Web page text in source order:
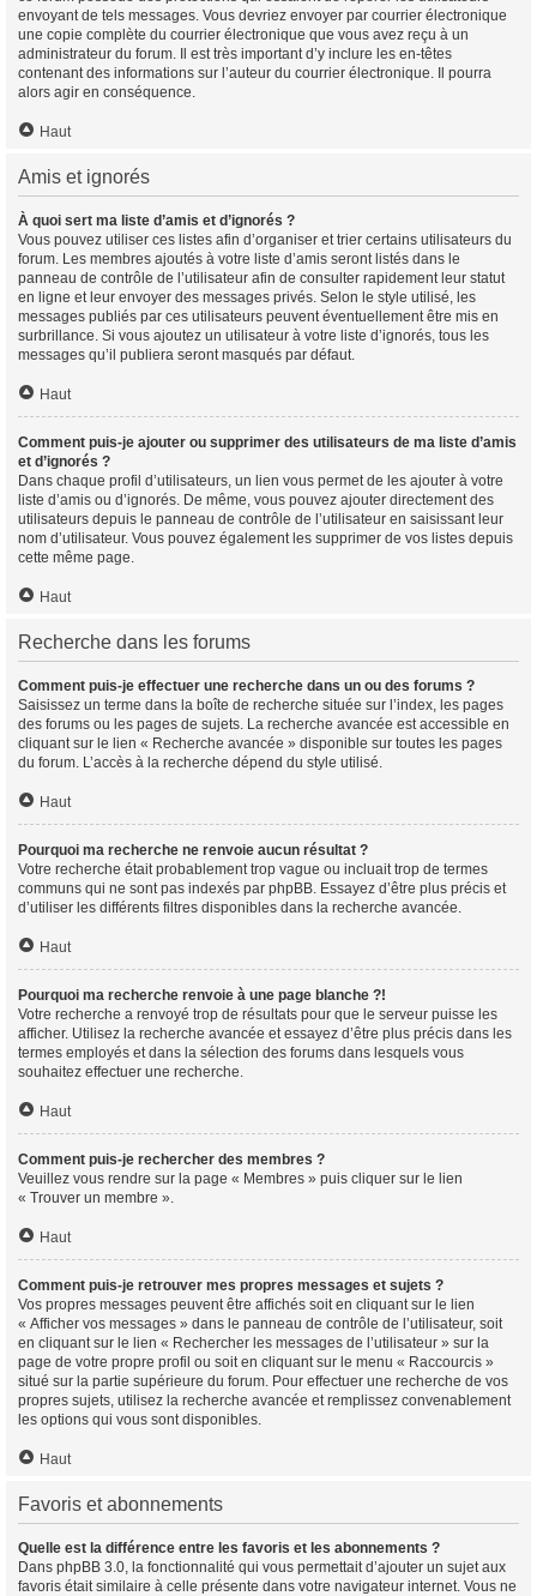
envoyant de tels messages. Vous devriez envoyer par courrier électronique
une copie complète du courrier électronique que vous avez reçu à un
administrateur du forum. Il est très important d’y inclure les en-têtes
contenant des informations sur l’auteur du courrier électronique. Il pourra
alors agir en conséquence.
Haut
Amis et ignorés
À quoi sert ma liste d’amis et d’ignorés ?
Vous pouvez utiliser ces listes afin d’organiser et trier certains utilisateurs du
forum. Les membres ajoutés à votre liste d’amis seront listés dans le
panneau de contrôle de l’utilisateur afin de consulter rapidement leur statut
en ligne et leur envoyer des messages privés. Selon le style utilisé, les
messages publiés par ces utilisateurs peuvent éventuellement être mis en
surbrillance. Si vous ajoutez un utilisateur à votre liste d’ignorés, tous les
messages qu’il publiera seront masqués par défaut.
Haut
Comment puis-je ajouter ou supprimer des utilisateurs de ma liste d’amis
et d’ignorés ?
Dans chaque profil d’utilisateurs, un lien vous permet de les ajouter à votre
liste d’amis ou d’ignorés. De même, vous pouvez ajouter directement des
utilisateurs depuis le panneau de contrôle de l’utilisateur en saisissant leur
nom d’utilisateur. Vous pouvez également les supprimer de vos listes depuis
cette même page.
Haut
Recherche dans les forums
Comment puis-je effectuer une recherche dans un ou des forums ?
Saisissez un terme dans la boîte de recherche située sur l’index, les pages
des forums ou les pages de sujets. La recherche avancée est accessible en
cliquant sur le lien « Recherche avancée » disponible sur toutes les pages
du forum. L’accès à la recherche dépend du style utilisé.
Haut
Pourquoi ma recherche ne renvoie aucun résultat ?
Votre recherche était probablement trop vague ou incluait trop de termes
communs qui ne sont pas indexés par phpBB. Essayez d’être plus précis et
d’utiliser les différents filtres disponibles dans la recherche avancée.
Haut
Pourquoi ma recherche renvoie à une page blanche ?!
Votre recherche a renvoyé trop de résultats pour que le serveur puisse les
afficher. Utilisez la recherche avancée et essayez d’être plus précis dans les
termes employés et dans la sélection des forums dans lesquels vous
souhaitez effectuer une recherche.
Haut
Comment puis-je rechercher des membres ?
Veuillez vous rendre sur la page « Membres » puis cliquer sur le lien
« Trouver un membre ».
Haut
Comment puis-je retrouver mes propres messages et sujets ?
Vos propres messages peuvent être affichés soit en cliquant sur le lien
« Afficher vos messages » dans le panneau de contrôle de l’utilisateur, soit
en cliquant sur le lien « Rechercher les messages de l’utilisateur » sur la
page de votre propre profil ou soit en cliquant sur le menu « Raccourcis »
situé sur la partie supérieure du forum. Pour effectuer une recherche de vos
propres sujets, utilisez la recherche avancée et remplissez convenablement
les options qui vous sont disponibles.
Haut
Favoris et abonnements
Quelle est la différence entre les favoris et les abonnements ?
Dans phpBB 3.0, la fonctionnalité qui vous permettait d’ajouter un sujet aux
favoris était similaire à celle présente dans votre navigateur internet. Vous ne